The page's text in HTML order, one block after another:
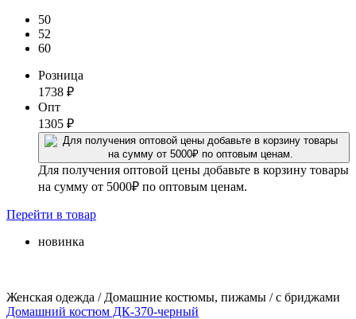
50
52
60
Розница
1738 ₽
Опт
1305 ₽
Для получения оптовой цены добавьте в корзину товары
на сумму от 5000₽ по оптовым ценам.
Перейти в товар
новинка
Женская одежда / Домашние костюмы, пижамы / с бриджами
Домашний костюм ДК-370-черный